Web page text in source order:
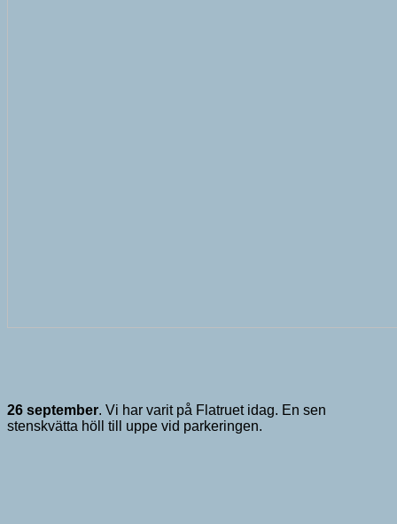
26 september. Vi har varit på Flatruet idag. En sen
stenskvätta höll till uppe vid parkeringen.